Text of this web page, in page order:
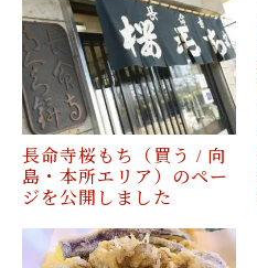
長命寺桜もち（買う / 向
島・本所エリア）のペー
ジを公開しました